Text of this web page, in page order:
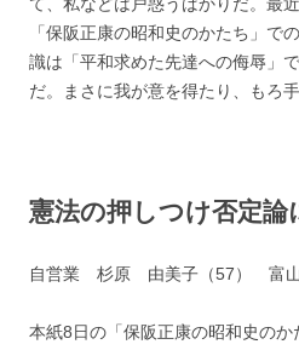
て、私などは戸惑うばかりだ。最
「保阪正康の昭和史のかたち」で
識は「平和求めた先達への侮辱」
だ。まさに我が意を得たり、もろ
憲法の押しつけ否定論
自営業 杉原 由美子（57） 富
本紙8日の「保阪正康の昭和史の